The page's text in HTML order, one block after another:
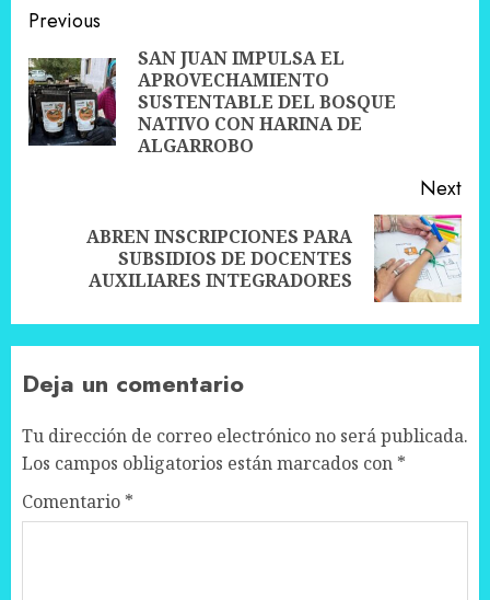
Post
navigation
Previous
SAN JUAN IMPULSA EL
APROVECHAMIENTO
SUSTENTABLE DEL BOSQUE
NATIVO CON HARINA DE
ALGARROBO
Next
ABREN INSCRIPCIONES PARA
SUBSIDIOS DE DOCENTES
AUXILIARES INTEGRADORES
Deja un comentario
Tu dirección de correo electrónico no será publicada.
Los campos obligatorios están marcados con *
Comentario *